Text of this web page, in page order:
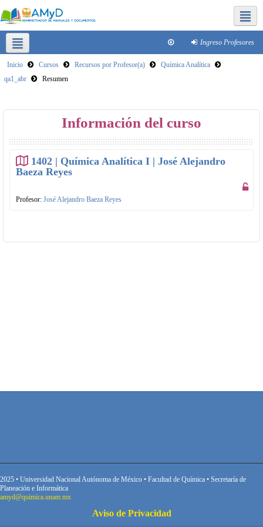
Ingreso Profesores
Plataformas para clases virtuales Reducir tamaño de archivos
Inicio Cursos Recursos por Profesor(a)
Química Analítica
qa1_abr
Resumen
Información del curso
1402 | Química Analítica I | José Alejandro
Baeza Reyes
Profesor: José Alejandro Baeza Reyes
2025 • Universidad Nacional Autónoma de México • Facultad de Química • Secretaría de
Planeación e Informática
amyd@quimica.unam.mx
Aviso de Privacidad